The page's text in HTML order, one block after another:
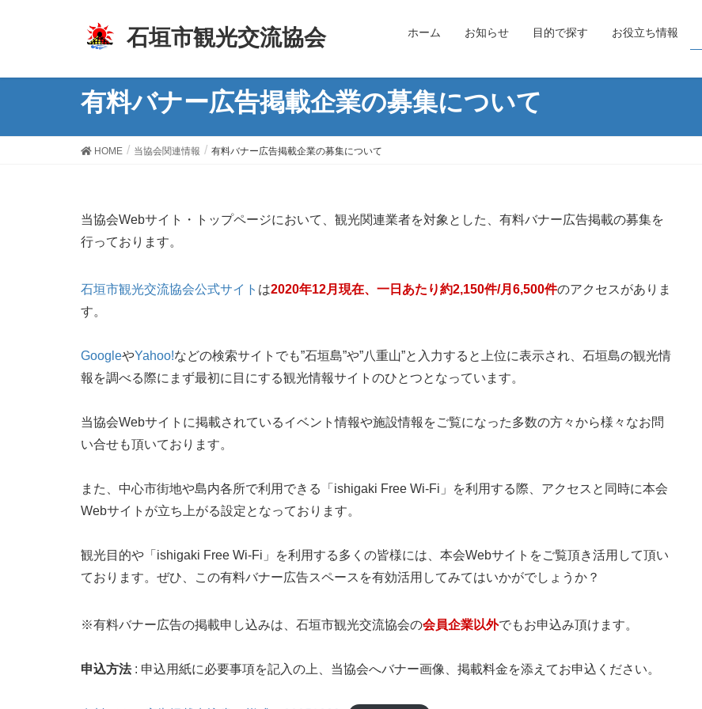
石垣市観光交流協会 ホーム お知らせ 目的で探す お役立ち情報
有料バナー広告掲載企業の募集について
HOME 当協会関連情報 有料バナー広告掲載企業の募集について
当協会Webサイト・トップページにおいて、観光関連業者を対象とした、有料バナー広告掲載の募集を
行っております。
石垣市観光交流協会公式サイト は2020年12月現在、一日あたり約2,150件/月6,500件のアクセスがありま
す。
GoogleやYahoo!などの検索サイトでも”石垣島”や”八重山”と入力すると上位に表示され、石垣島の観光情
報を調べる際にまず最初に目にする観光情報サイトのひとつとなっています。
当協会Webサイトに掲載されているイベント情報や施設情報をご覧になった多数の方々から様々なお問
い合せも頂いております。
また、中心市街地や島内各所で利用できる「ishigaki Free Wi-Fi」を利用する際、アクセスと同時に本会
Webサイトが立ち上がる設定となっております。
観光目的や「ishigaki Free Wi-Fi」を利用する多くの皆様には、本会Webサイトをご覧頂き活用して頂い
ております。ぜひ、この有料バナー広告スペースを有効活用してみてはいかがでしょうか？
※有料バナー広告の掲載申し込みは、石垣市観光交流協会の会員企業以外でもお申込み頂けます。
申込方法: 申込用紙に必要事項を記入の上、当協会へバナー画像、掲載料金を添えてお申込ください。